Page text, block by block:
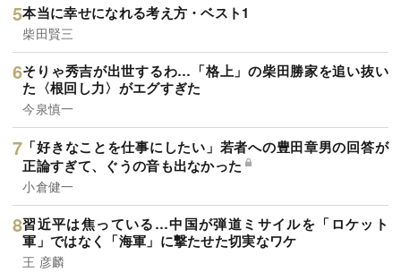
本当に幸せになれる考え方・ベスト1
柴田賢三
そりゃ秀吉が出世するわ…「格上」の柴田勝家を追い抜い
た〈根回し力〉がエグすぎた
今泉慎一
「好きなことを仕事にしたい」若者への豊田章男の回答が
正論すぎて、ぐうの音も出なかった
小倉健一
習近平は焦っている…中国が弾道ミサイルを「ロケット
軍」ではなく「海軍」に撃たせた切実なワケ
王 彦麟